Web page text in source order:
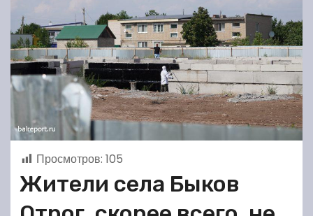
Просмотров: 105
Жители села Быков